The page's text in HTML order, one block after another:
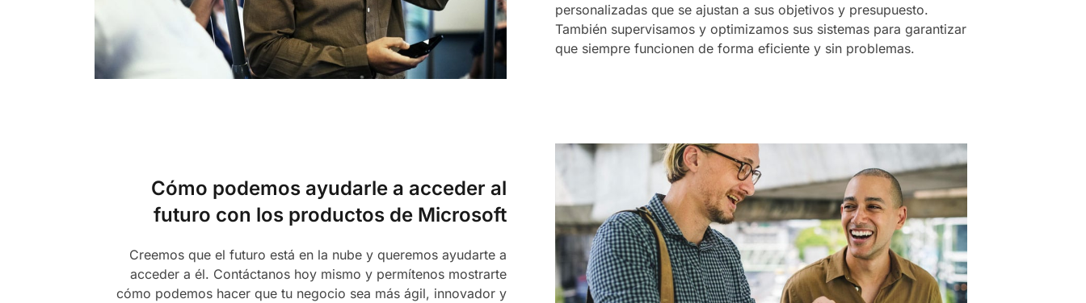
personalizadas que se ajustan a sus objetivos y presupuesto.
También supervisamos y optimizamos sus sistemas para garantizar
que siempre funcionen de forma eficiente y sin problemas.
Cómo podemos ayudarle a acceder al
futuro con los productos de Microsoft
Creemos que el futuro está en la nube y queremos ayudarte a
acceder a él. Contáctanos hoy mismo y permítenos mostrarte
cómo podemos hacer que tu negocio sea más ágil, innovador y